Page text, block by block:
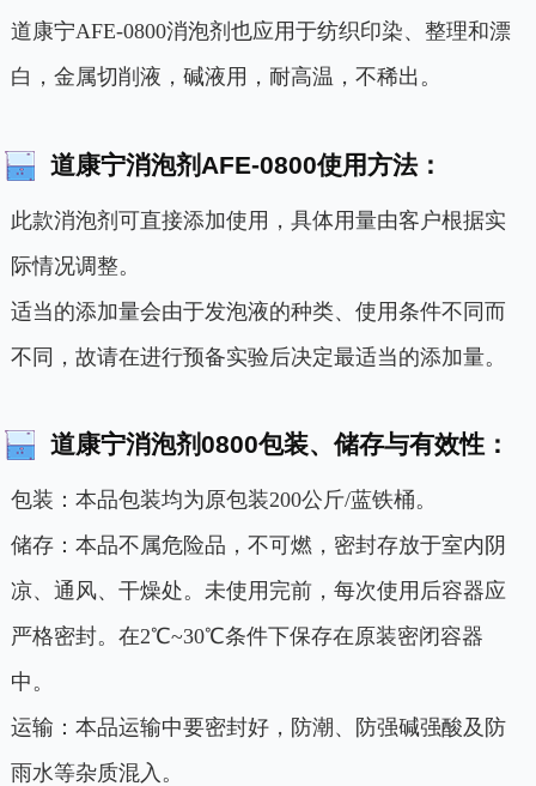
道康宁AFE-0800消泡剂也应用于纺织印染、整理和漂
白，金属切削液，碱液用，耐高温，不稀出。
道康宁消泡剂AFE-0800使用方法：
此款消泡剂可直接添加使用，具体用量由客户根据实
际情况调整。
适当的添加量会由于发泡液的种类、使用条件不同而
不同，故请在进行预备实验后决定最适当的添加量。
道康宁消泡剂0800包装、储存与有效性：
包装：本品包装均为原包装200公斤/蓝铁桶。
储存：本品不属危险品，不可燃，密封存放于室内阴
凉、通风、干燥处。未使用完前，每次使用后容器应
严格密封。在2℃~30℃条件下保存在原装密闭容器
中。
运输：本品运输中要密封好，防潮、防强碱强酸及防
雨水等杂质混入。